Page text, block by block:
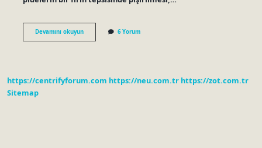
Devamını okuyunSıkmaya
Maya
6 Yorum
https://centrifyforum.com https://neu.com.tr https://zot.com.tr
Sitemap